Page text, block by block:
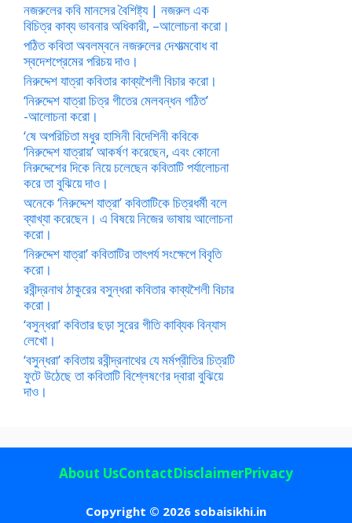
নজরুলের কবি মানসের বৈশিষ্ট্য | নজরুল এক
বিচিত্র কাব্য ভাবনার অধিকারী, –আলোচনা করো।
পঠিত কবিতা অবলম্বনে নজরুলের দেশাত্মবোধ বা
স্বদেশপ্রেমের পরিচয় দাও।
নিরুদ্দেশ যাত্রা কবিতার কাব্যশৈলী বিচার করো।
‘নিরুদ্দেশ যাত্রা চিত্র গীতের মেলবন্ধন গঠিত’
-আলোচনা করো।
‘ষে অপরিচিতা মধুর হাসিনী বিদেশিনী কবিকে
‘নিরুদ্দেশ যাত্রায়’ আকর্ষণ করেছেন, এবং কোনো
নিরুদ্দেশের দিকে নিয়ে চলেছেন কবিতাটি পর্যালোচনা
করে তা বুঝিয়ে দাও।
অনেকে ‘নিরুদ্দেশ যাত্রা’ কবিতাটিকে চিত্রধর্মী বলে
ব্যাখ্যা করেছেন। এ বিষয়ে নিজের ভাষায় আলোচনা
করো।
‘নিরুদ্দেশ যাত্রা’ কবিতাটির তাৎপর্য সংক্ষেপে বিবৃতি
করো।
রবীন্দ্রনাথ ঠাকুরের বসুন্ধরা কবিতার কাব্যশৈলী বিচার
করো।
‘বসুন্ধরা’ কবিতার ছড়া সুরের গীতি কাব্যিক বিন্যাস
লেখো।
‘বসুন্ধরা’ কবিতায় রবীন্দ্রনাথের যে মর্মপ্রীতির চিত্রটি
ফুটে উঠেছে তা কবিতাটি বিশ্লেষণের দ্বারা বুঝিয়ে
দাও।
Copyright © 2026 sobaisikhi.in
About UsContactDisclaimerPrivacy